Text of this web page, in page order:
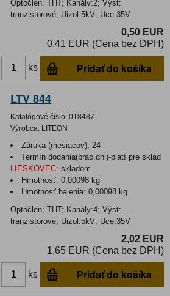
Optočlen; THT; Kanály:2; Výst:
tranzistorové; Uizol:5kV; Uce:35V
0,50 EUR
0,41 EUR (Cena bez DPH)
ks Pridať do košíka
LTV 844
Katalógové číslo: 018487
Výrobca: LITEON
Záruka (mesiacov): 24
Termín dodania(prac.dni)-platí pre sklad
LIESKOVEC: skladom
Hmotnosť:0,00098 kg
Hmotnosť balenia:0,00098 kg
Optočlen; THT; Kanály:4; Výst:
tranzistorové; Uizol:5kV; Uce:35V
2,02 EUR
1,65 EUR (Cena bez DPH)
ks Pridať do košíka